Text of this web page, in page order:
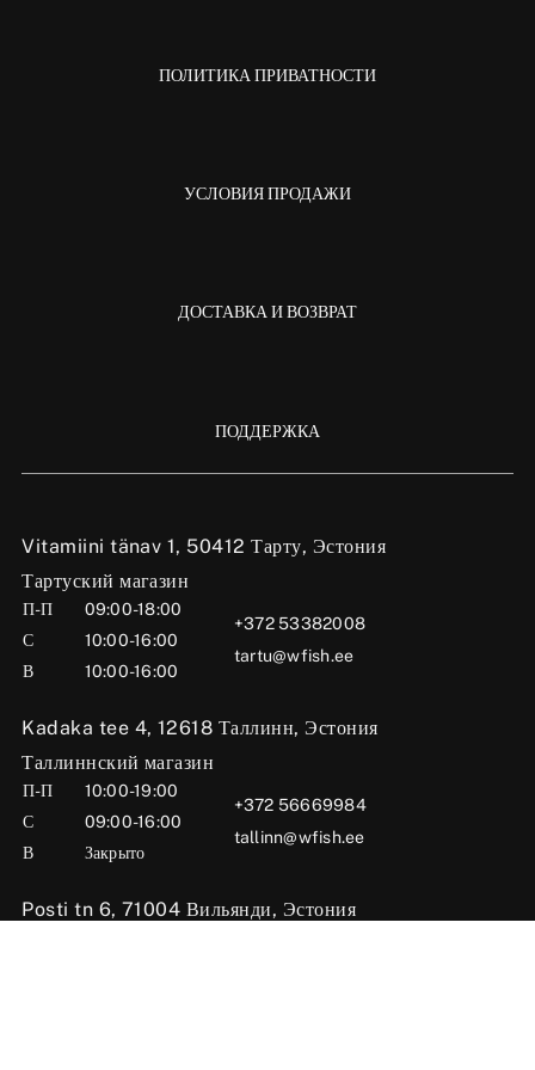
Vitamiini tänav 1, 50412 Тарту, Эстония
Тартуский магазин
П-П
09:00-18:00
С
10:00-16:00
В
10:00-16:00
+372 53382008
tartu@wfish.ee
Kadaka tee 4, 12618 Таллинн, Эстония
Таллиннский магазин
П-П
10:00-19:00
С
09:00-16:00
В
Закрыто
+372 56669984
tallinn@wfish.ee
Posti tn 6, 71004 Вильянди, Эстония
ПОЛИТИКА ПРИВАТНОСТИ
УСЛОВИЯ ПРОДАЖИ
ДОСТАВКА И ВОЗВРАТ
ПОДДЕРЖКА